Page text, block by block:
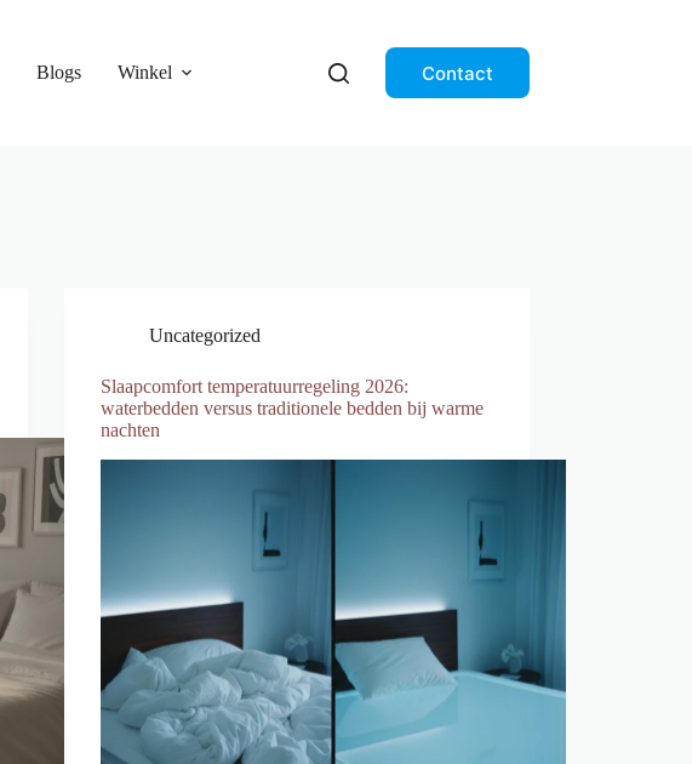
Blogs Winkel Contact
Uncategorized
Slaapcomfort temperatuurregeling 2026:
waterbedden versus traditionele bedden bij warme
nachten